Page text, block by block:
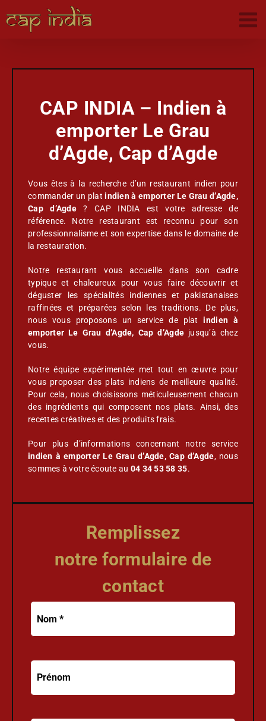
au
CAP INDIA – Indien à
emporter Le Grau
d’Agde, Cap d’Agde
Vous êtes à la recherche d’un restaurant indien pour
commander un platindien à emporter Le Grau d’Agde,
Cap d’Agde? CAP INDIA est votre adresse de
référence. Notre restaurant est reconnu pour son
professionnalisme et son expertise dans le domaine de
la restauration.
Notre restaurant vous accueille dans son cadre
typique et chaleureux pour vous faire découvrir et
déguster les spécialités indiennes et pakistanaises
raffinées et préparées selon les traditions. De plus,
nous vous proposons un service de platindien à
emporter Le Grau d’Agde, Cap d’Agde jusqu’à chez
vous.
Notre équipe expérimentée met tout en œuvre pour
vous proposer des plats indiens de meilleure qualité.
Pour cela, nous choisissons méticuleusement chacun
des ingrédients qui composent nos plats. Ainsi, des
recettes créatives et des produits frais.
Pour plus d’informations concernant notre service
indien à emporter Le Grau d’Agde, Cap d’Agde, nous
sommes à votre écoute au 04 34 53 58 35.
Remplissez
notre formulaire de
contact